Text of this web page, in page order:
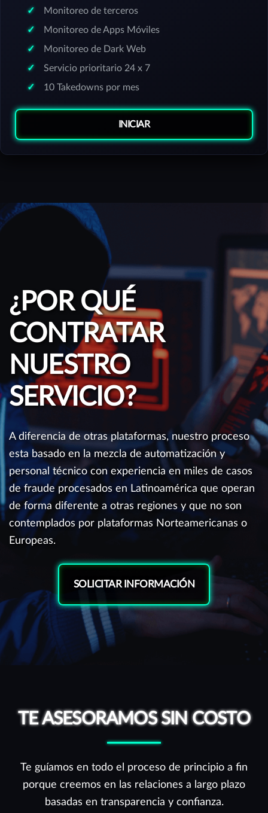
Monitoreo de terceros
Monitoreo de Apps Móviles
Monitoreo de Dark Web
Servicio prioritario 24 x 7
10 Takedowns por mes
INICIAR
¿POR QUÉ
CONTRATAR
NUESTRO
SERVICIO?
A diferencia de otras plataformas, nuestro proceso
esta basado en la mezcla de automatización y
personal técnico con experiencia en miles de casos
de fraude procesados en Latinoamérica que operan
de forma diferente a otras regiones y que no son
contemplados por plataformas Norteamericanas o
Europeas.
SOLICITAR INFORMACIÓN
TE ASESORAMOS SIN COSTO
Te guíamos en todo el proceso de principio a fin
porque creemos en las relaciones a largo plazo
basadas en transparencia y confianza.